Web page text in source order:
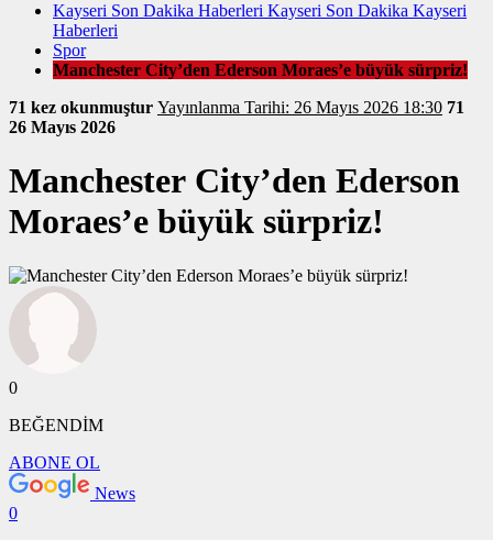
Kayseri Son Dakika Haberleri Kayseri Son Dakika Kayseri
Haberleri
Spor
Manchester City’den Ederson Moraes’e büyük sürpriz!
71 kez okunmuştur
Yayınlanma Tarihi: 26 Mayıs 2026 18:30 71
26 Mayıs 2026
Manchester City’den Ederson
Moraes’e büyük sürpriz!
0
BEĞENDİM
ABONE OL
News
0